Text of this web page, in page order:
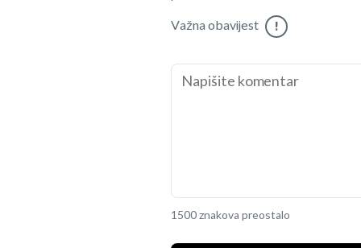
Važna obavijest !
1500 znakova preostalo